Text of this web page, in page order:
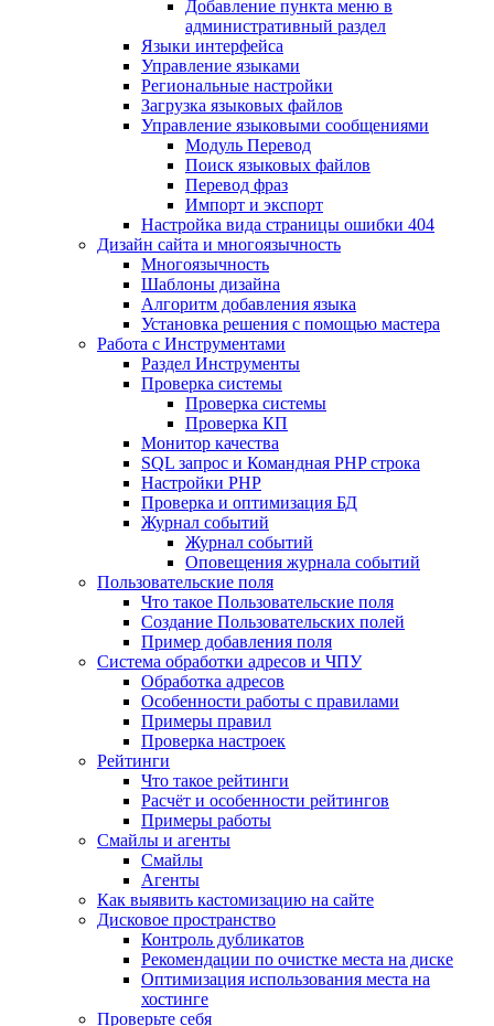
Добавление пункта меню в
административный раздел
Языки интерфейса
Управление языками
Региональные настройки
Загрузка языковых файлов
Управление языковыми сообщениями
Mодуль Перевод
Поиск языковых файлов
Перевод фраз
Импорт и экспорт
Настройка вида страницы ошибки 404
Дизайн сайта и многоязычность
Многоязычность
Шаблоны дизайна
Алгоритм добавления языка
Установка решения с помощью мастера
Работа с Инструментами
Раздел Инструменты
Проверка системы
Проверка системы
Проверка КП
Монитор качества
SQL запрос и Командная PHP строка
Настройки PHP
Проверка и оптимизация БД
Журнал событий
Журнал событий
Оповещения журнала событий
Пользовательские поля
Что такое Пользовательские поля
Создание Пользовательских полей
Пример добавления поля
Система обработки адресов и ЧПУ
Обработка адресов
Особенности работы с правилами
Примеры правил
Проверка настроек
Рейтинги
Что такое рейтинги
Расчёт и особенности рейтингов
Примеры работы
Смайлы и агенты
Смайлы
Агенты
Как выявить кастомизацию на сайте
Дисковое пространство
Контроль дубликатов
Рекомендации по очистке места на диске
Оптимизация использования места на
хостинге
Проверьте себя